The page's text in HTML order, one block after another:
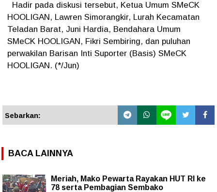
Hadir pada diskusi tersebut, Ketua Umum SMeCK
HOOLIGAN, Lawren Simorangkir, Lurah Kecamatan
Teladan Barat, Juni Hardia, Bendahara Umum
SMeCK HOOLIGAN, Fikri Sembiring, dan puluhan
perwakilan Barisan Inti Suporter (Basis) SMeCK
HOOLIGAN. (*/Jun)
Sebarkan:
BACA LAINNYA
Meriah, Mako Pewarta Rayakan HUT RI ke
78 serta Pembagian Sembako